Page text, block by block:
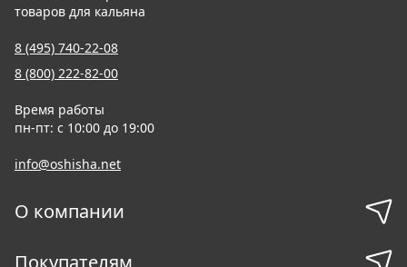
товаров для кальяна
8 (495) 740-22-08
8 (800) 222-82-00
Время работы
пн-пт: с 10:00 до 19:00
info@oshisha.net
О компании
Покупателям